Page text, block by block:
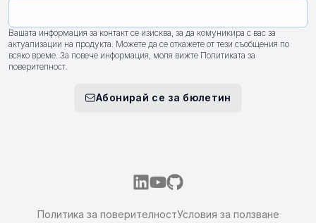
Вашата информация за контакт се изисква, за да комуникира с вас за
актуализации на продукта. Можете да се откажете от тези съобщения по
всяко време. За повече информация, моля вижте Политиката за
поверителност.
Абонирай се за бюлетин
Политика за поверителностУсловия за ползване